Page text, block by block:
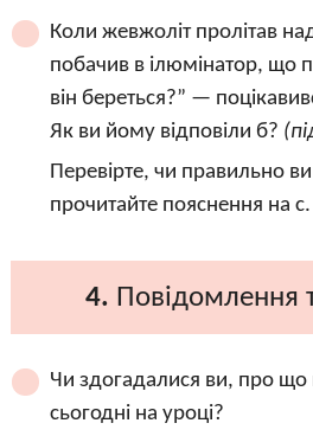
Коли жевжоліт пролітав
побачив в ілюмінатор, що
він береться?” —
Як ви йому відповіли б?
Перевірте, чи правильно
прочитайте пояснення на
4. Повідомлення
Чи здогадалися ви, про
сьогодні на уроці?